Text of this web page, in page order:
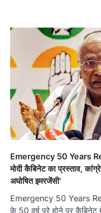
Emergency 50 Years
मोदी कैबिनेट का प्रस्ताव,
अघोषित इमरजेंसी’
Emergency 50 Years
के 50 वर्ष पूरे होने पर कैबिनेट